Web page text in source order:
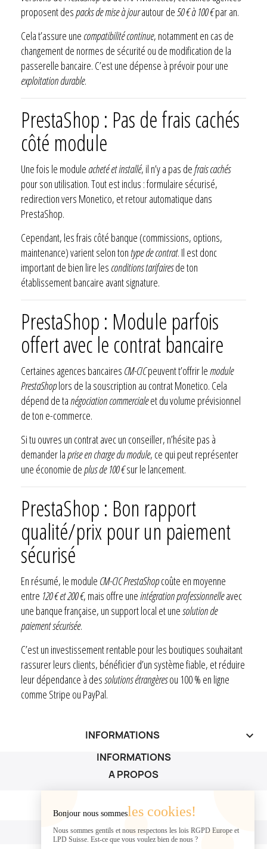
proposent despacks de mise à jourautour de50 € à 100 €par an.
Cela t’assure une compatibilité continue, notamment en cas de
changement de normes de sécurité ou de modification de la
passerelle bancaire. C’est une dépense à prévoir pour une
exploitation durable.
PrestaShop : Pas de frais cachés
côté module
Une fois le module acheté et installé, il n’y a pas defrais cachés
pour son utilisation. Tout est inclus : formulaire sécurisé,
redirection vers Monetico, et retour automatique dans
PrestaShop.
Cependant, les frais côté banque (commissions, options,
maintenance) varient selon tontype de contrat. Il est donc
important de bien lire les conditions tarifairesde ton
établissement bancaire avant signature.
PrestaShop : Module parfois
offert avec le contrat bancaire
Certaines agences bancaires CM-CICpeuvent t’offrir le module
PrestaShoplors de la souscription au contrat Monetico. Cela
dépend de ta négociation commercialeet du volume prévisionnel
de ton e-commerce.
Si tu ouvres un contrat avec un conseiller, n’hésite pas à
demander laprise en charge du module, ce qui peut représenter
une économie deplus de 100 €sur le lancement.
PrestaShop : Bon rapport
qualité/prix pour un paiement
sécurisé
En résumé, le module CM-CIC PrestaShopcoûte en moyenne
entre 120 € et 200 €, mais offre uneintégration professionnelleavec
une banque française, un support local et unesolution de
paiement sécurisée.
C’est un investissement rentable pour les boutiques souhaitant
rassurer leurs clients, bénéficier d’un système fiable, et réduire
leur dépendance à dessolutions étrangèresou 100 % en ligne
comme Stripe ou PayPal.
INFORMATIONS keyboard_arrow_down
INFORMATIONS
A PROPOS
A PROPOS
VOTRE COMPTE
Bonjour nous sommesles cookies!
Nous sommes gentils et nous respectons les lois RGPD Europe et
LPD Suisse. Est-ce que vous voulez bien de nous ?